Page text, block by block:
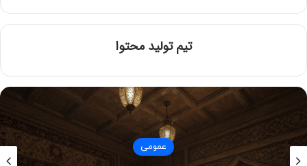
مواردی که هر اتاق فرار برای ساخت و اجرا و نیز کسب امتیاز
داستانی، وجود معما، سلامت قفل ها، توضیحات قوانین اولیه
بازی امتیاز این مرحله را کسب نکند، در همین سطح باقی می
حال اگر یک بازی بتواند تمام امتیاز مرحله اول یا
(تک ستاره) را
دریافت کند، در سطح دوم یا
سنجیده میشود و برای
تیم تولید محتوا
عمومی